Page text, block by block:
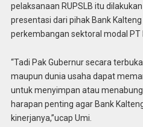
pelaksanaan RUPSLB itu
presentasi dari pihak Bank
perkembangan sektoral modal PT
“Tadi Pak Gubernur secara
maupun dunia usaha dapat
untuk menyimpan atau
harapan penting agar Bank
kinerjanya,”ucap Umi.